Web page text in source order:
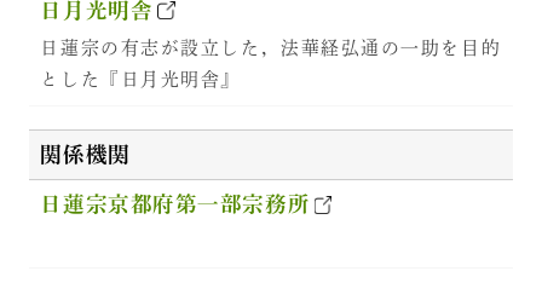
日月光明舎
日蓮宗の有志が設立した，法華経弘通の一助を目的
とした『日月光明舎』
関係機関
日蓮宗京都府第一部宗務所